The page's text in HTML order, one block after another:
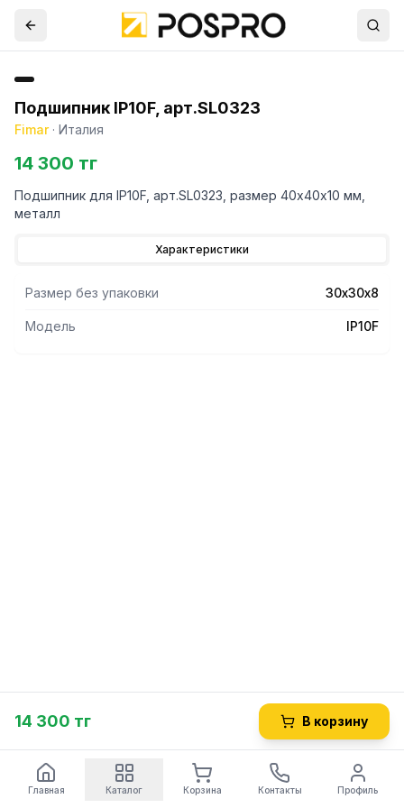
Подшипник IP10F, арт.SL0323
Fimar· Италия
14 300 тг
Подшипник для IP10F, арт.SL0323, размер 40х40х10 мм,
металл
Характеристики
Размер без упаковки 30х30х8
Модель IP10F
14 300 тг В корзину
Главная Каталог Корзина Контакты Профиль